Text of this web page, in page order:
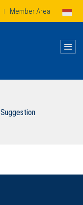
| Member Area
Suggestion